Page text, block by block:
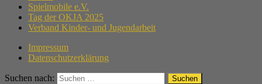
Spielmobile e.V.
Tag der OKJA 2025
Verband Kinder- und Jugendarbeit
Impressum
Datenschutzerklärung
Suchen nach: